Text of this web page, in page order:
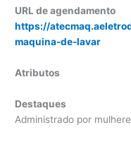
URL de agendamento
https://
maquina-de-lavar
Atributos
Destaques
Administrado por